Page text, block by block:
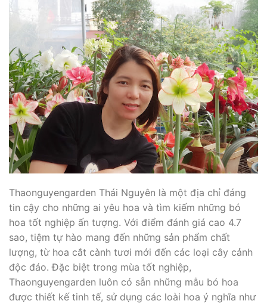
Thaonguyengarden Thái Nguyên là một địa chỉ đáng
tin cậy cho những ai yêu hoa và tìm kiếm những bó
hoa tốt nghiệp ấn tượng. Với điểm đánh giá cao 4.7
sao, tiệm tự hào mang đến những sản phẩm chất
lượng, từ hoa cắt cành tươi mới đến các loại cây cảnh
độc đáo. Đặc biệt trong mùa tốt nghiệp,
Thaonguyengarden luôn có sẵn những mẫu bó hoa
được thiết kế tinh tế, sử dụng các loài hoa ý nghĩa như